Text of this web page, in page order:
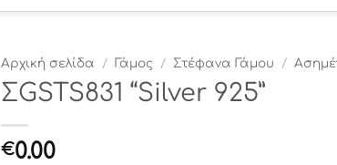
Αρχική σελίδα / Γάμος / Στέφανα Γάμου /
ΣGSTS831 “Silver 925”
€0.00